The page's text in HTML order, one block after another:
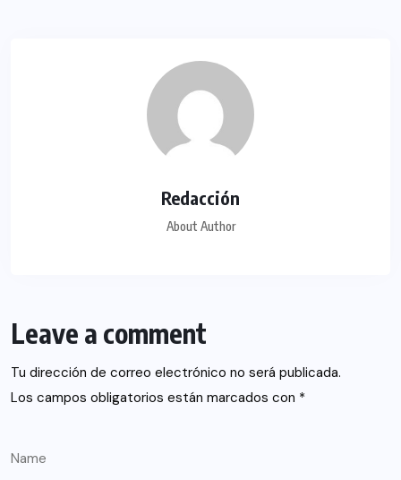
Redacción
About Author
Leave a comment
Tu dirección de correo electrónico no será publicada.
Los campos obligatorios están marcados con *